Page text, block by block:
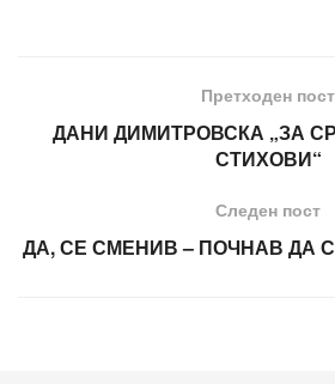
Претходен пост
ДАНИ ДИМИТРОВСКА „ЗА
СТИХОВИ“
Следен пост
ДА, СЕ СМЕНИВ – ПОЧНАВ ДА